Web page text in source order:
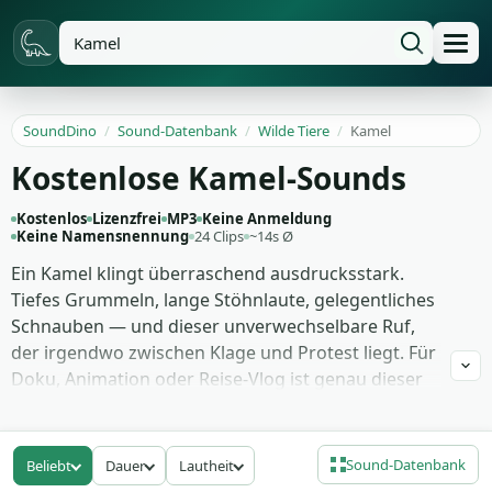
SoundDino / Sound-Datenbank / Wilde Tiere / Kamel
Kostenlose Kamel-Sounds
Kostenlos Lizenzfrei MP3 Keine Anmeldung
Keine Namensnennung 24 Clips ~14s Ø
Ein Kamel klingt überraschend ausdrucksstark.
Tiefes Grummeln, lange Stöhnlaute, gelegentliches
Schnauben — und dieser unverwechselbare Ruf,
der irgendwo zwischen Klage und Protest liegt. Für
Doku, Animation oder Reise-Vlog ist genau dieser
glaubhaft zu machen.
In der Sammlung hörst du ruhende Tiere,
Beliebt Dauer Lautheit Sound-Datenbank